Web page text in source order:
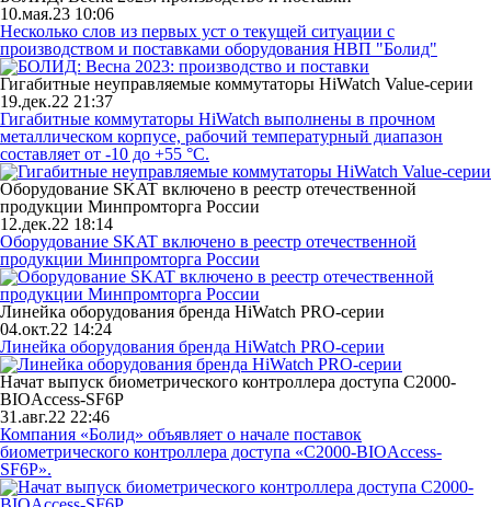
10.мая.23 10:06
Несколько слов из первых уст о текущей ситуации с
производством и поставками оборудования НВП "Болид"
Гигабитные неуправляемые коммутаторы HiWatch Value-серии
19.дек.22 21:37
Гигабитные коммутаторы HiWatch выполнены в прочном
металлическом корпусе, рабочий температурный диапазон
составляет от -10 до +55 °С.
Оборудование SKAT включено в реестр отечественной
продукции Минпромторга России
12.дек.22 18:14
Оборудование SKAT включено в реестр отечественной
продукции Минпромторга России
Линейка оборудования бренда HiWatch PRO-серии
04.окт.22 14:24
Линейка оборудования бренда HiWatch PRO-серии
Начат выпуск биометрического контроллера доступа С2000-
BIOAccess-SF6P
31.авг.22 22:46
Компания «Болид» объявляет о начале поставок
биометрического контроллера доступа «С2000-BIOAccess-
SF6P».